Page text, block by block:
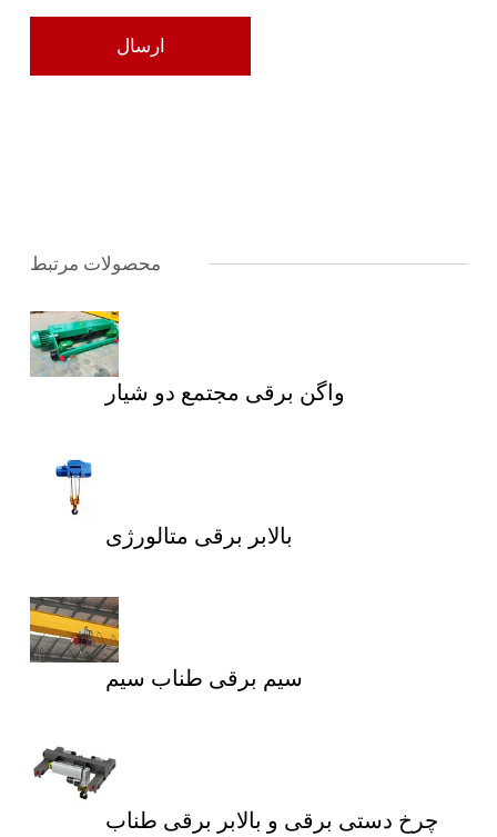
محصولات مرتبط
واگن برقی مجتمع دو شیار
بالابر برقی متالورژی
سیم برقی طناب سیم
چرخ دستی برقی و بالابر برقی طناب